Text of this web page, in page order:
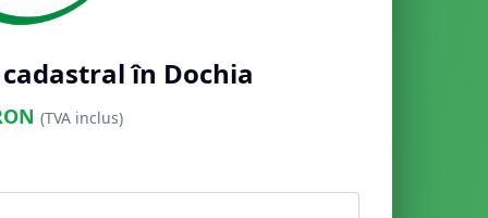
în Dochia
(TVA inclus)